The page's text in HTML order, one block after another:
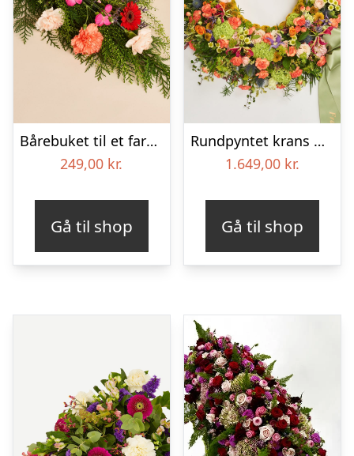
Bårebuket til et farverigt minde
249,00 kr.
Gå til shop
Rundpyntet krans med bånd – Et farverigt farvel
1.649,00 kr.
Gå til shop